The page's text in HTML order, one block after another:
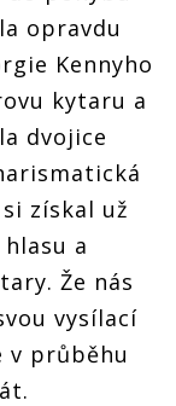
opravdu
Kennyho
kytaru a
dvojice
získal už
a
Že nás
vysílací
v průběhu